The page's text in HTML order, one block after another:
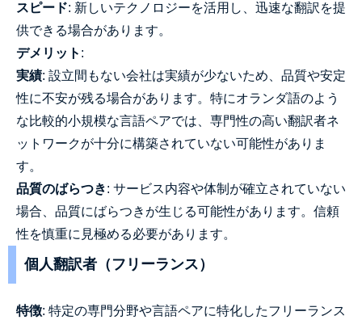
スピード: 新しいテクノロジーを活用し、迅速な翻訳を提
供できる場合があります。
デメリット :
実績: 設立間もない会社は実績が少ないため、品質や安定
性に不安が残る場合があります。特にオランダ語のよう
な比較的小規模な言語ペアでは、専門性の高い翻訳者ネ
ットワークが十分に構築されていない可能性がありま
す。
品質のばらつき: サービス内容や体制が確立されていない
場合、品質にばらつきが生じる可能性があります。信頼
性を慎重に見極める必要があります。
個人翻訳者（フリーランス）
特徴: 特定の専門分野や言語ペアに特化したフリーランス